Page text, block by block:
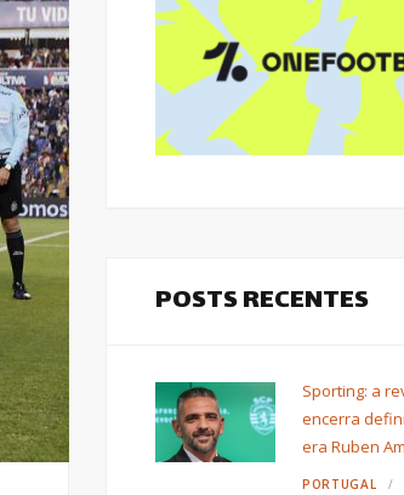
POSTS RECENTES
Sporting: a
encerra
era Ruben
PORTUGAL